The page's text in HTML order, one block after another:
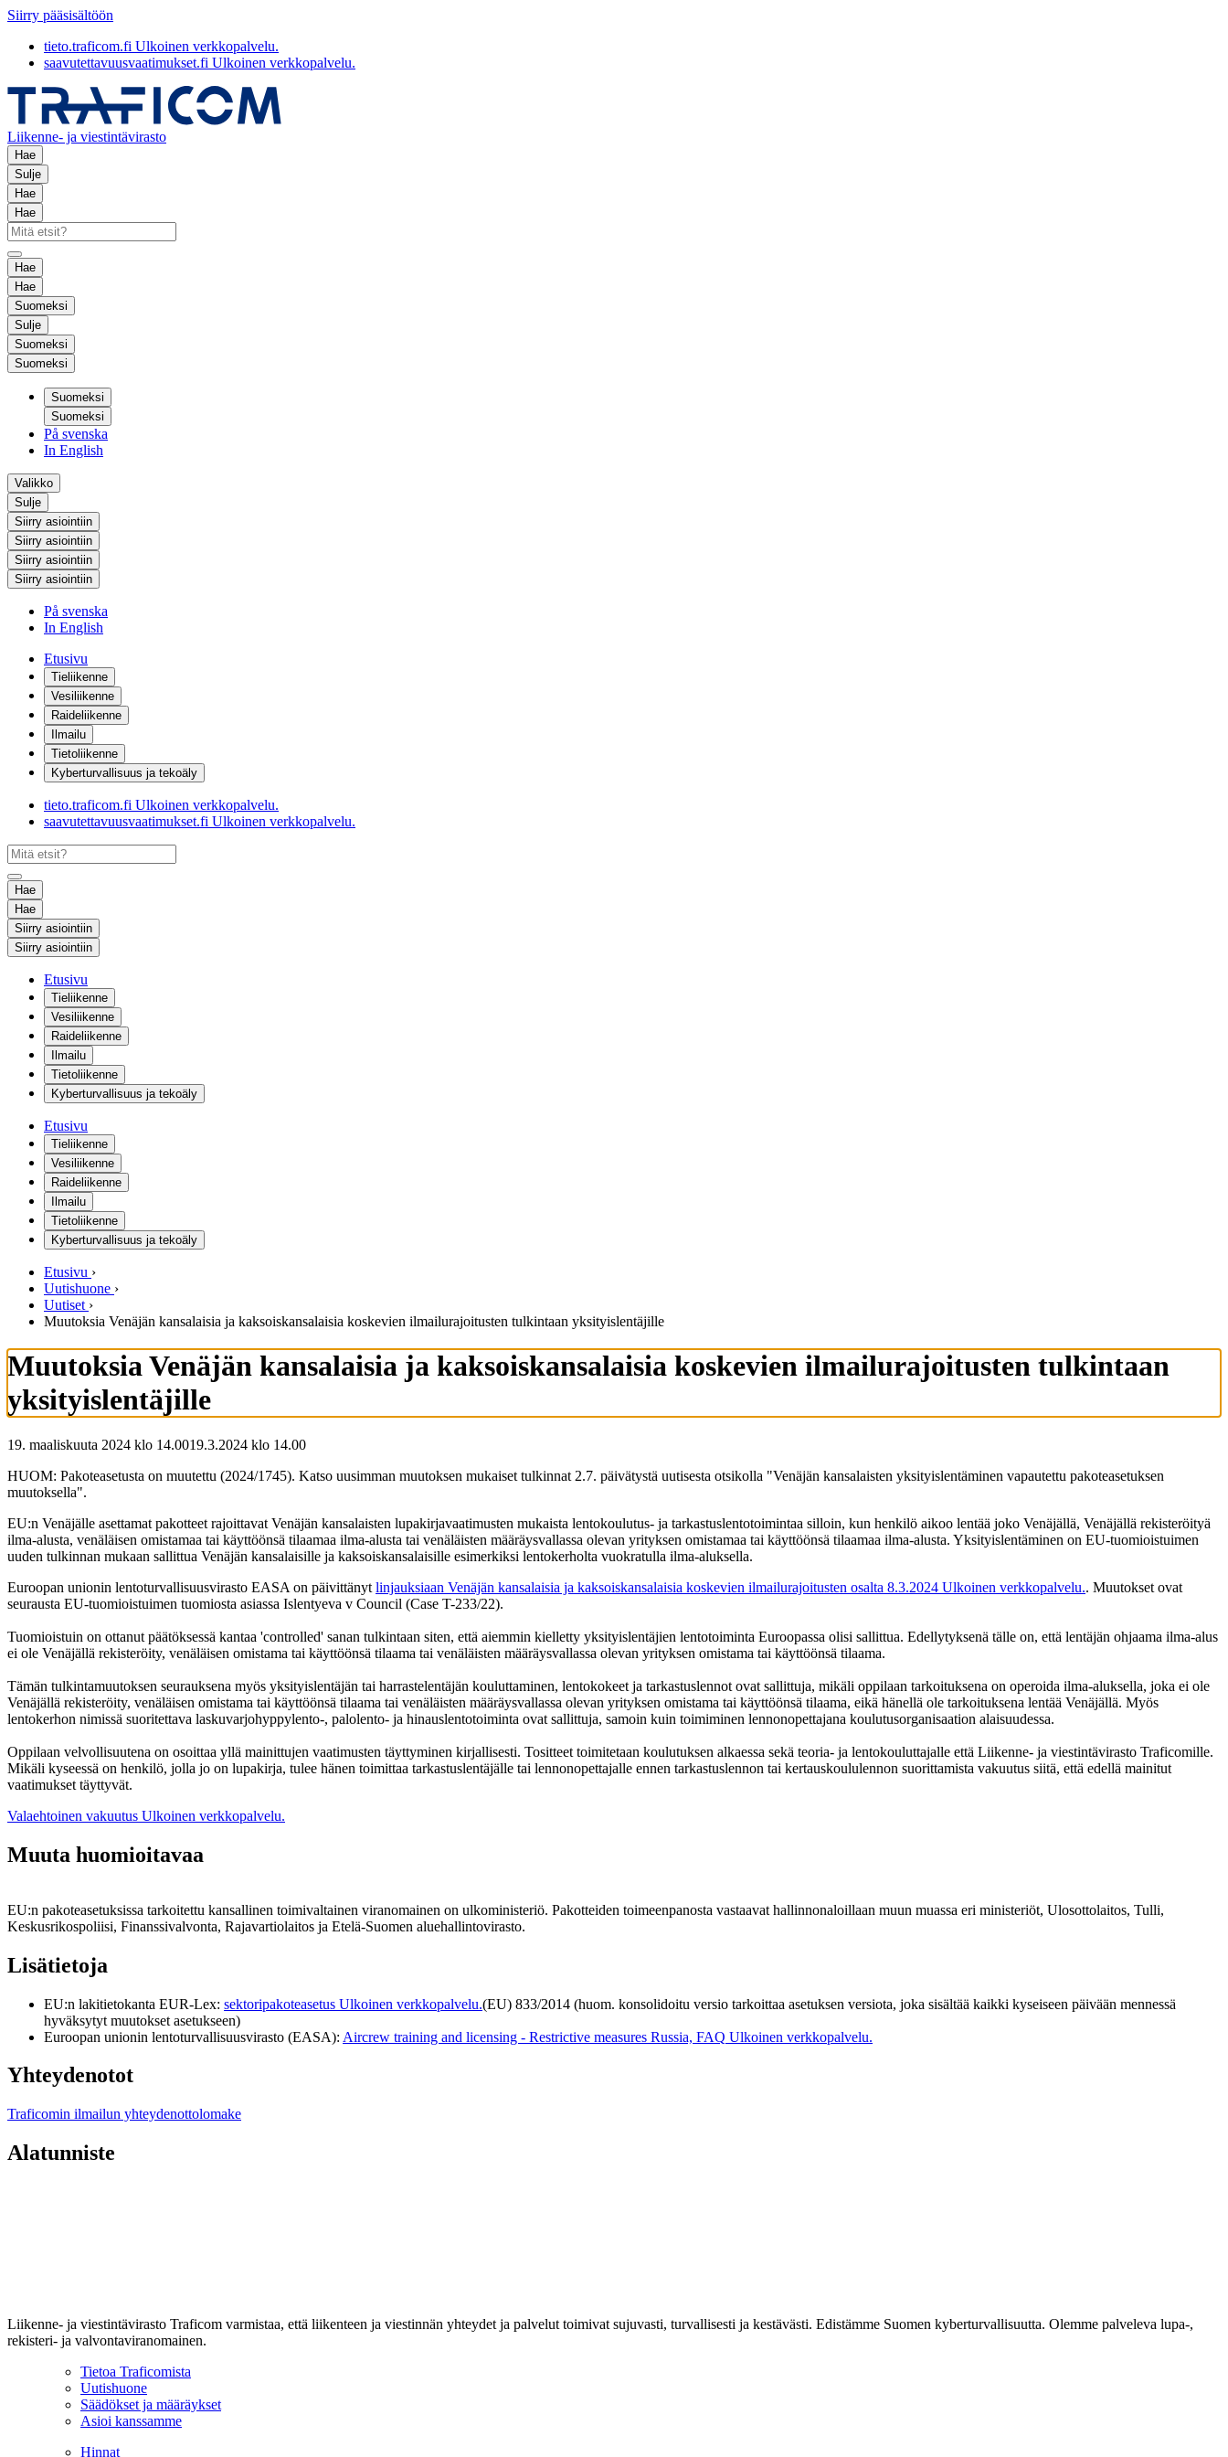
Siirry pääsisältöön
tieto.traficom.fi Ulkoinen verkkopalvelu.
saavutettavuusvaatimukset.fi Ulkoinen verkkopalvelu.
Liikenne- ja viestintävirasto
Hae
Sulje
Hae
Hae
Hae
Hae
Suomeksi
Sulje
Suomeksi
Suomeksi
Suomeksi
Suomeksi
På svenska
In English
Valikko
Sulje
Siirry asiointiin
Siirry asiointiin
Siirry asiointiin
Siirry asiointiin
På svenska
In English
Etusivu
Tieliikenne
Vesiliikenne
Raideliikenne
Ilmailu
Tietoliikenne
Kyberturvallisuus ja tekoäly
tieto.traficom.fi Ulkoinen verkkopalvelu.
saavutettavuusvaatimukset.fi Ulkoinen verkkopalvelu.
Hae
Hae
Siirry asiointiin
Siirry asiointiin
Etusivu
Tieliikenne
Vesiliikenne
Raideliikenne
Ilmailu
Tietoliikenne
Kyberturvallisuus ja tekoäly
Etusivu
Tieliikenne
Vesiliikenne
Raideliikenne
Ilmailu
Tietoliikenne
Kyberturvallisuus ja tekoäly
Etusivu ›
Uutishuone ›
Uutiset ›
Muutoksia Venäjän kansalaisia ja kaksoiskansalaisia koskevien ilmailurajoitusten tulkintaan yksityislentäjille
Muutoksia Venäjän kansalaisia ja kaksoiskansalaisia koskevien ilmailurajoitusten tulkintaan
yksityislentäjille
19. maaliskuuta 2024 klo 14.0019.3.2024 klo 14.00
HUOM: Pakoteasetusta on muutettu (2024/1745). Katso uusimman muutoksen mukaiset tulkinnat 2.7. päivätystä uutisesta otsikolla "Venäjän kansalaisten yksityislentäminen vapautettu pakoteasetuksen
muutoksella".
EU:n Venäjälle asettamat pakotteet rajoittavat Venäjän kansalaisten lupakirjavaatimusten mukaista lentokoulutus- ja tarkastuslentotoimintaa silloin, kun henkilö aikoo lentää joko Venäjällä, Venäjällä rekisteröityä
ilma-alusta, venäläisen omistamaa tai käyttöönsä tilaamaa ilma-alusta tai venäläisten määräysvallassa olevan yrityksen omistamaa tai käyttöönsä tilaamaa ilma-alusta. Yksityislentäminen on EU-tuomioistuimen
uuden tulkinnan mukaan sallittua Venäjän kansalaisille ja kaksoiskansalaisille esimerkiksi lentokerholta vuokratulla ilma-aluksella.
Euroopan unionin lentoturvallisuusvirasto EASA on päivittänyt linjauksiaan Venäjän kansalaisia ja kaksoiskansalaisia koskevien ilmailurajoitusten osalta 8.3.2024 Ulkoinen verkkopalvelu.. Muutokset ovat
seurausta EU-tuomioistuimen tuomiosta asiassa Islentyeva v Council (Case T-233/22).
Tuomioistuin on ottanut päätöksessä kantaa 'controlled' sanan tulkintaan siten, että aiemmin kielletty yksityislentäjien lentotoiminta Euroopassa olisi sallittua. Edellytyksenä tälle on, että lentäjän ohjaama ilma-alus
ei ole Venäjällä rekisteröity, venäläisen omistama tai käyttöönsä tilaama tai venäläisten määräysvallassa olevan yrityksen omistama tai käyttöönsä tilaama.
Tämän tulkintamuutoksen seurauksena myös yksityislentäjän tai harrastelentäjän kouluttaminen, lentokokeet ja tarkastuslennot ovat sallittuja, mikäli oppilaan tarkoituksena on operoida ilma-aluksella, joka ei ole
Venäjällä rekisteröity, venäläisen omistama tai käyttöönsä tilaama tai venäläisten määräysvallassa olevan yrityksen omistama tai käyttöönsä tilaama, eikä hänellä ole tarkoituksena lentää Venäjällä. Myös
lentokerhon nimissä suoritettava laskuvarjohyppylento-, palolento- ja hinauslentotoiminta ovat sallittuja, samoin kuin toimiminen lennonopettajana koulutusorganisaation alaisuudessa.
Oppilaan velvollisuutena on osoittaa yllä mainittujen vaatimusten täyttyminen kirjallisesti. Tositteet toimitetaan koulutuksen alkaessa sekä teoria- ja lentokouluttajalle että Liikenne- ja viestintävirasto Traficomille.
Mikäli kyseessä on henkilö, jolla jo on lupakirja, tulee hänen toimittaa tarkastuslentäjälle tai lennonopettajalle ennen tarkastuslennon tai kertauskoululennon suorittamista vakuutus siitä, että edellä mainitut
vaatimukset täyttyvät.
Valaehtoinen vakuutus Ulkoinen verkkopalvelu.
Muuta huomioitavaa
EU:n pakoteasetuksissa tarkoitettu kansallinen toimivaltainen viranomainen on ulkoministeriö. Pakotteiden toimeenpanosta vastaavat hallinnonaloillaan muun muassa eri ministeriöt, Ulosottolaitos, Tulli,
Keskusrikospoliisi, Finanssivalvonta, Rajavartiolaitos ja Etelä-Suomen aluehallintovirasto.
Lisätietoja
EU:n lakitietokanta EUR-Lex: sektoripakoteasetus Ulkoinen verkkopalvelu.(EU) 833/2014 (huom. konsolidoitu versio tarkoittaa asetuksen versiota, joka sisältää kaikki kyseiseen päivään mennessä
hyväksytyt muutokset asetukseen)
Euroopan unionin lentoturvallisuusvirasto (EASA): Aircrew training and licensing - Restrictive measures Russia, FAQ Ulkoinen verkkopalvelu.
Yhteydenotot
Traficomin ilmailun yhteydenottolomake
Alatunniste
Liikenne- ja viestintävirasto Traficom varmistaa, että liikenteen ja viestinnän yhteydet ja palvelut toimivat sujuvasti, turvallisesti ja kestävästi. Edistämme Suomen kyberturvallisuutta. Olemme palveleva lupa-,
rekisteri- ja valvontaviranomainen.
Tietoa Traficomista
Uutishuone
Säädökset ja määräykset
Asioi kanssamme
Hinnat